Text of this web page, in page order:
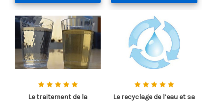
Le traitement de la
Le recyclage de l’eau et sa